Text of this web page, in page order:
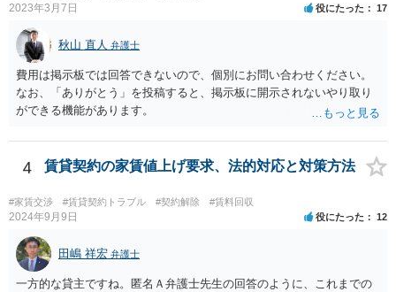
2023年3月7日 役にたった 17
秋山 直人 弁護士
費用は掲示板では回答できないので、個別にお問い合わせください。
なお、「ありがとう」を投稿すると、掲示板に開示されないやり取り
ができる機能があります。
4 賃貸契約の家賃値上げ要求、法的対応と対策方法
#家賃交渉 #賃貸契約トラブル #契約解除 #賃料回収
2024年9月9日 役にたった 12
田嶋 祥宏 弁護士
一方的な貸主ですね。匿名Ａ弁護士先生の回答のように、これまでの